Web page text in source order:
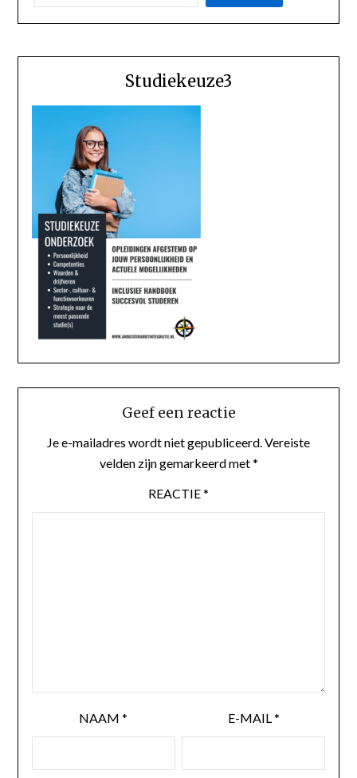
Studiekeuze3
Geef een reactie
Je e-mailadres wordt niet gepubliceerd. Vereiste
velden zijn gemarkeerd met*
REACTIE*
NAAM* E-MAIL *